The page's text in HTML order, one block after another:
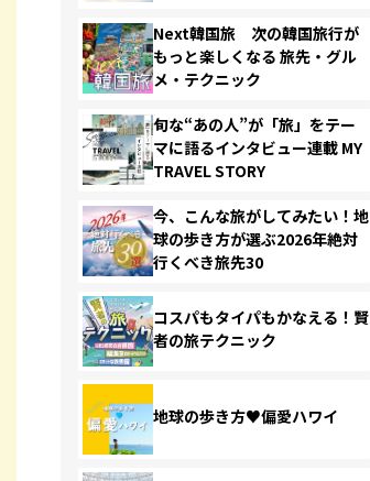
Next韓国旅 次の韓国旅行が
もっと楽しくなる 旅先・グル
メ・テクニック
旬な“あの人”が「旅」をテー
マに語るインタビュー連載 MY
TRAVEL STORY
今、こんな旅がしてみたい！地
球の歩き方が選ぶ2026年絶対
行くべき旅先30
コスパもタイパもかなえる！賢
者の旅テクニック
地球の歩き方♥偏愛ハワイ